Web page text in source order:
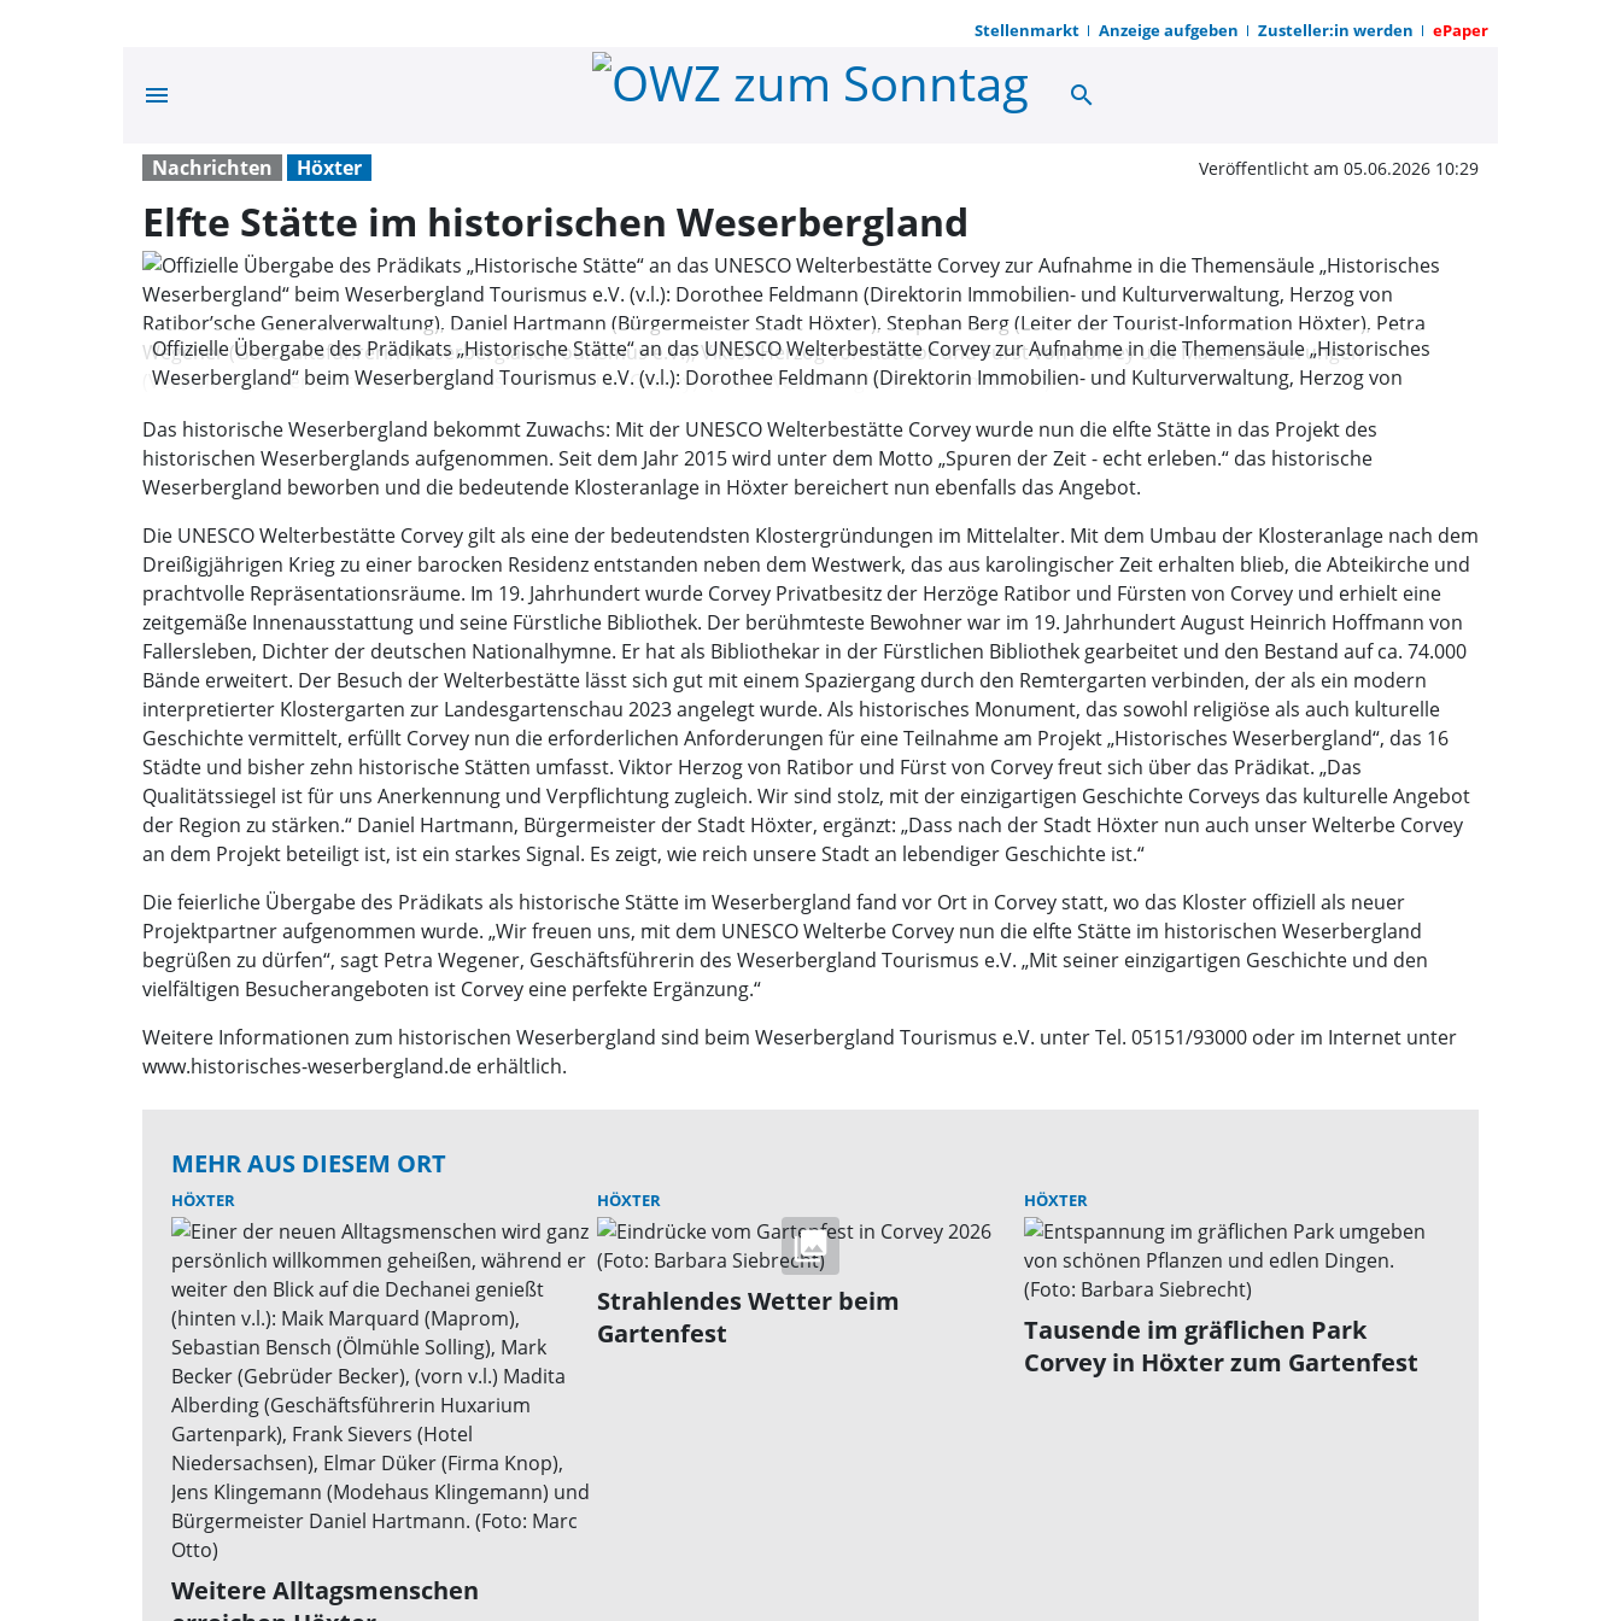
Stellenmarkt Anzeige aufgeben Zusteller:in werden ePaper
menu Elfte Stätte im historischen
search
Nachrichten Höxter Veröffentlicht am 05.06.2026 10:29
Elfte Stätte im historischen Weserbergland
Offizielle Übergabe des Prädikats „Historische Stätte“ an das UNESCO Welterbestätte Corvey zur Aufnahme in die Themensäule „Historisches
Weserbergland“ beim Weserbergland Tourismus e.V. (v.l.): Dorothee Feldmann (Direktorin Immobilien- und Kulturverwaltung, Herzog von
Wegener (Geschäftsführerin Weserbergland Tourismus e.V.), Viktor Herzog von Ratibor und Fürst von Corvey und Marcus Beverungen
(Verwaltungsleiter Pastoraler Raum Pastoralverbund Corvey). (Foto: Weserbergland Tourismus e.V.)
Das historische Weserbergland bekommt Zuwachs: Mit der UNESCO Welterbestätte Corvey wurde nun die elfte Stätte in das Projekt des
historischen Weserberglands aufgenommen. Seit dem Jahr 2015 wird unter dem Motto „Spuren der Zeit - echt erleben.“ das historische
Weserbergland beworben und die bedeutende Klosteranlage in Höxter bereichert nun ebenfalls das Angebot.
Die UNESCO Welterbestätte Corvey gilt als eine der bedeutendsten Klostergründungen im Mittelalter. Mit dem Umbau der Klosteranlage nach dem
Dreißigjährigen Krieg zu einer barocken Residenz entstanden neben dem Westwerk, das aus karolingischer Zeit erhalten blieb, die Abteikirche und
prachtvolle Repräsentationsräume. Im 19. Jahrhundert wurde Corvey Privatbesitz der Herzöge Ratibor und Fürsten von Corvey und erhielt eine
zeitgemäße Innenausstattung und seine Fürstliche Bibliothek. Der berühmteste Bewohner war im 19. Jahrhundert August Heinrich Hoffmann von
Fallersleben, Dichter der deutschen Nationalhymne. Er hat als Bibliothekar in der Fürstlichen Bibliothek gearbeitet und den Bestand auf ca. 74.000
Bände erweitert. Der Besuch der Welterbestätte lässt sich gut mit einem Spaziergang durch den Remtergarten verbinden, der als ein modern
interpretierter Klostergarten zur Landesgartenschau 2023 angelegt wurde. Als historisches Monument, das sowohl religiöse als auch kulturelle
Geschichte vermittelt, erfüllt Corvey nun die erforderlichen Anforderungen für eine Teilnahme am Projekt „Historisches Weserbergland“, das 16
Städte und bisher zehn historische Stätten umfasst. Viktor Herzog von Ratibor und Fürst von Corvey freut sich über das Prädikat. „Das
Qualitätssiegel ist für uns Anerkennung und Verpflichtung zugleich. Wir sind stolz, mit der einzigartigen Geschichte Corveys das kulturelle Angebot
der Region zu stärken.“ Daniel Hartmann, Bürgermeister der Stadt Höxter, ergänzt: „Dass nach der Stadt Höxter nun auch unser Welterbe Corvey
an dem Projekt beteiligt ist, ist ein starkes Signal. Es zeigt, wie reich unsere Stadt an lebendiger Geschichte ist.“
Die feierliche Übergabe des Prädikats als historische Stätte im Weserbergland fand vor Ort in Corvey statt, wo das Kloster offiziell als neuer
Projektpartner aufgenommen wurde. „Wir freuen uns, mit dem UNESCO Welterbe Corvey nun die elfte Stätte im historischen Weserbergland
begrüßen zu dürfen“, sagt Petra Wegener, Geschäftsführerin des Weserbergland Tourismus e.V. „Mit seiner einzigartigen Geschichte und den
vielfältigen Besucherangeboten ist Corvey eine perfekte Ergänzung.“
Weitere Informationen zum historischen Weserbergland sind beim Weserbergland Tourismus e.V. unter Tel. 05151/93000 oder im Internet unter
www.historisches-weserbergland.de erhältlich.
MEHR AUS DIESEM ORT
HÖXTER
Weitere Alltagsmenschen
HÖXTER
Strahlendes Wetter beim
Gartenfest
HÖXTER
Tausende im gräflichen Park
Corvey in Höxter zum Gartenfest